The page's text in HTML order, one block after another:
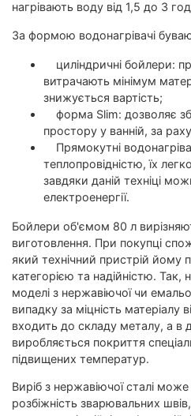
нагрівають воду від 1,5 до 3
За формою водонагрівачі
циліндричні бойлери:
витрачають мінімум
знижується вартість;
форма Slim: дозволяє
простору у ванній, за
Прямокутні
теплопровідністю, їх
завдяки даній техніці
електроенергії.
Бойлери об'ємом 80 л
виготовлення. При покупці
який технічний пристрій йому
категорією та надійністю. Так,
моделі з нержавіючої чи
випадку за міцність матеріалу
входить до складу металу, а в
виробляється покриття
підвищених температур.
Виріб з нержавіючої сталі
розбіжність зварювальних